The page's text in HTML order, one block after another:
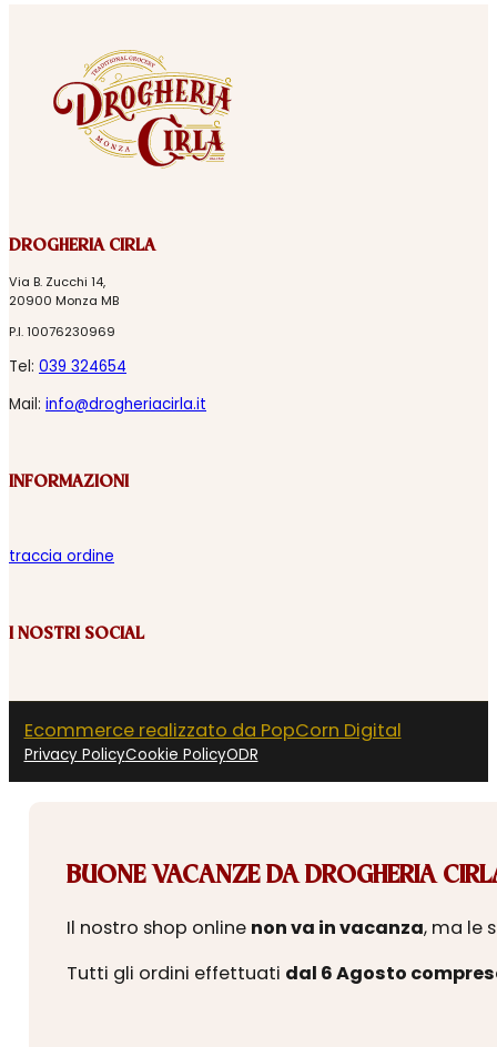
DROGHERIA CIRLA
Via B. Zucchi 14,
20900 Monza MB
P.I. 10076230969
Tel: 039 324654
Mail: info@drogheriacirla.it
INFORMAZIONI
traccia ordine
I NOSTRI SOCIAL
Ecommerce realizzato da PopCorn Digital
Privacy PolicyCookie PolicyODR
BUONE VACANZE DA DROGHERIA
Il nostro shop online non va in vacanza, ma le
Tutti gli ordini effettuati dal 6 Agosto